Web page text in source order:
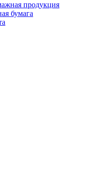
продукция
бумага